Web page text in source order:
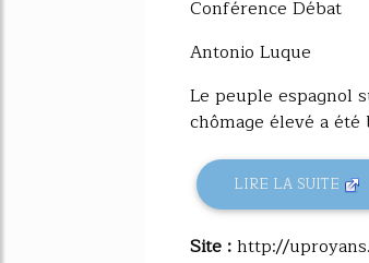
Conférence Débat
Antonio Luque
Le peuple espagnol
chômage élevé a
LIRE LA SUITE
Site :http://